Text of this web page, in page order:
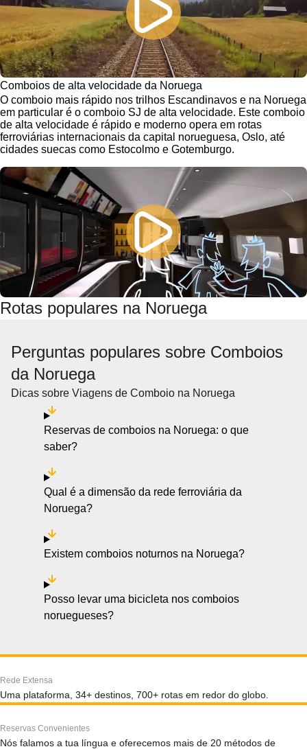
Comboios de alta velocidade da Noruega
O comboio mais rápido nos trilhos Escandinavos e na Noruega
em particular é o comboio SJ de alta velocidade. Este comboio
de alta velocidade é rápido e moderno opera em rotas
ferroviárias internacionais da capital norueguesa, Oslo, até
cidades suecas como Estocolmo e Gotemburgo.
Rotas populares na Noruega
Perguntas populares sobre Comboios
da Noruega
Dicas sobre Viagens de Comboio na Noruega
Reservas de comboios na Noruega: o que
saber?
Qual é a dimensão da rede ferroviária da
Noruega?
Existem comboios noturnos na Noruega?
Posso levar uma bicicleta nos comboios
noruegueses?
Rede Extensa
Uma plataforma, 34+ destinos, 700+ rotas em redor do globo.
Reservas Convenientes
Nós falamos a tua língua e oferecemos mais de 20 métodos de